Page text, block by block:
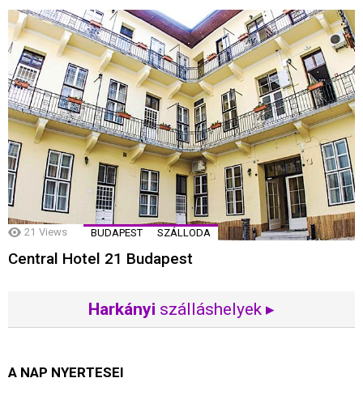
21 Views BUDAPEST SZÁLLODA
Central Hotel 21 Budapest
Harkányi szálláshelyek ▸
A NAP NYERTESEI